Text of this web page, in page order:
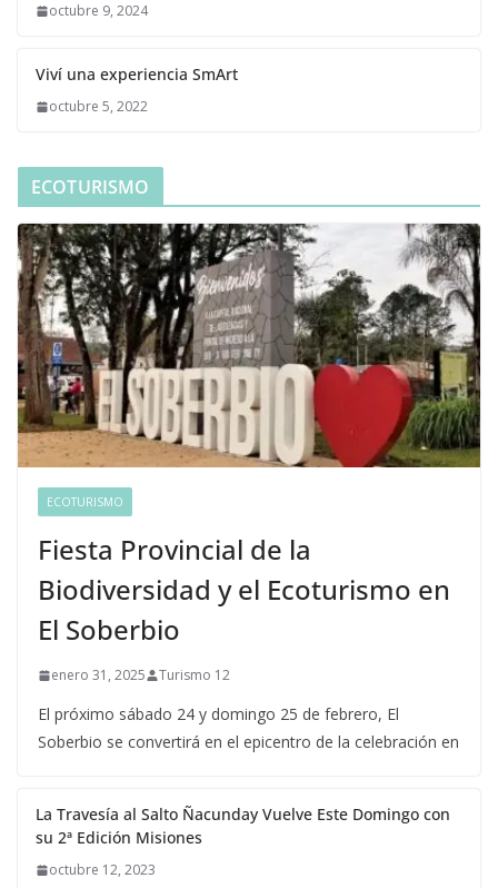
octubre 9, 2024
Viví una experiencia SmArt
octubre 5, 2022
ECOTURISMO
ECOTURISMO
Fiesta Provincial de la
Biodiversidad y el Ecoturismo en
El Soberbio
enero 31, 2025 Turismo 12
El próximo sábado 24 y domingo 25 de febrero, El
Soberbio se convertirá en el epicentro de la celebración en
La Travesía al Salto Ñacunday Vuelve Este Domingo con
su 2ª Edición Misiones
octubre 12, 2023